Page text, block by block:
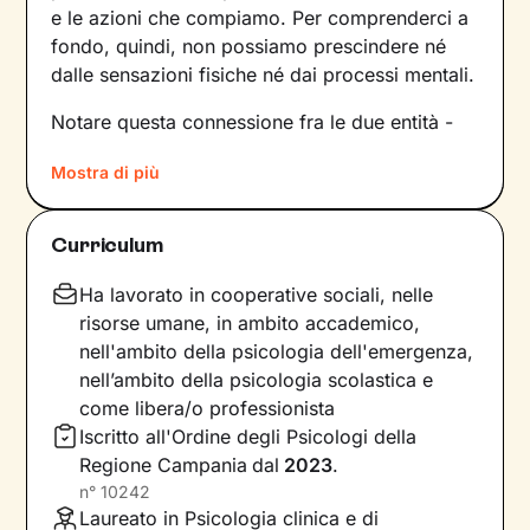
e le azioni che compiamo. Per comprenderci a
fondo, quindi, non possiamo prescindere né
dalle sensazioni fisiche né dai processi mentali.
Notare questa connessione fra le due entità -
situazioni in cui il benessere corporeo o la sua
mancanza sono direttamente coinvolti, ma si
tratta di una dinamica che è sempre presente.
necessario per comprenderne i meccanismi,
per poi intervenire e migliorare il
funzionamento mente-organismo.
Scopriremo allora che il nostro corpo ci parla
ogni giorno, ci manda segnali spesso molto
forti che sta a noi cogliere e interpretare. A
nostra volta possiamo comunicare con quel
lato di noi, recuperando uncontattoche
Mostra di più
Curriculum
Ha lavorato in cooperative sociali, nelle
risorse umane, in ambito accademico,
nell'ambito della psicologia dell'emergenza,
nell’ambito della psicologia scolastica e
come libera/o professionista
Iscritto all'Ordine degli Psicologi della
Regione Campania dal 2023.
n° 10242
Laureato in Psicologia clinica e di